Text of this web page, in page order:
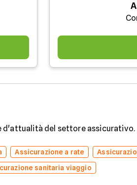
d'attualità del settore assicurativo.
Assicurazione a rate
sanitaria viaggio